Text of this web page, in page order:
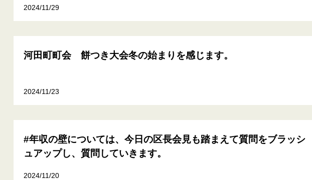
2024/11/29
河田町町会 餅つき大会冬の始まりを感じます。
2024/11/23
#年収の壁については、今日の区長会見も踏まえて質問をブラッシ
ュアップし、質問していきます。
2024/11/20